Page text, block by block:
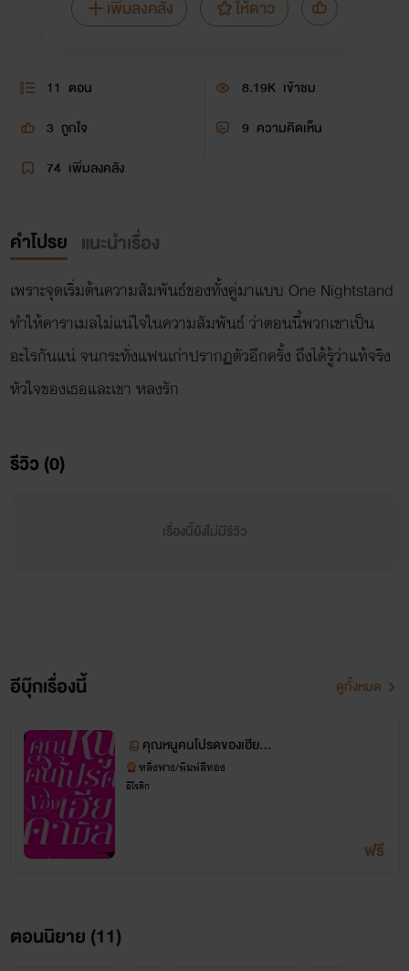
เพิ่มลงคลัง
ให้ดาว
11 ตอน 8.19K เข้าชม
3 ถูกใจ 9 ความคิดเห็น
74 เพิ่มลงคลัง
คำโปรย แนะนำเรื่อง
เพราะจุดเริ่มต้นความสัมพันธ์ของทั้งคู่มาแบบ One Nightstand
ทำให้คาราเมลไม่แน่ใจในความสัมพันธ์ ว่าตอนนี้พวกเขาเป็น
อะไรกันแน่ จนกระทั่งแฟนเก่าปรากฏตัวอีกครั้ง ถึงได้รู้ว่าแท้จริง
หัวใจของเธอและเขา หลงรัก
รีวิว (0)
เรื่องนี้ยังไม่มีรีวิว
อีบุ๊กเรื่องนี้ ดูทั้งหมด
คุณหนูคนโปรดของเฮียคา
มิล (อ่านฟรีจนจบ)
หลิ่งฟาง/พิมพ์สีทอง
อีโรติก
ฟรี
ตอนนิยาย (11)